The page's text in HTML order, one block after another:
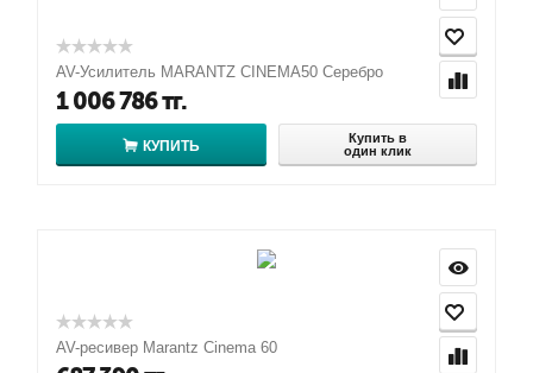
AV-Усилитель MARANTZ CINEMA50 Серебро
1 006 786тг.
КУПИТЬ
Купить в
один клик
AV-ресивер Marantz Cinema 60